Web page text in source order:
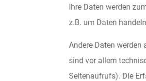
Ihre Daten werden
z.B. um Daten
Andere Daten werden
sind vor allem
Seitenaufrufs). Die